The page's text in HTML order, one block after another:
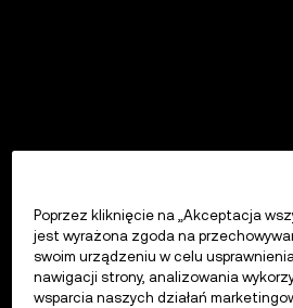
Poprzez kliknięcie na „Akceptacja
jest wyrażona zgoda na
swoim urządzeniu w celu
nawigacji strony, analizowania
wsparcia naszych działań